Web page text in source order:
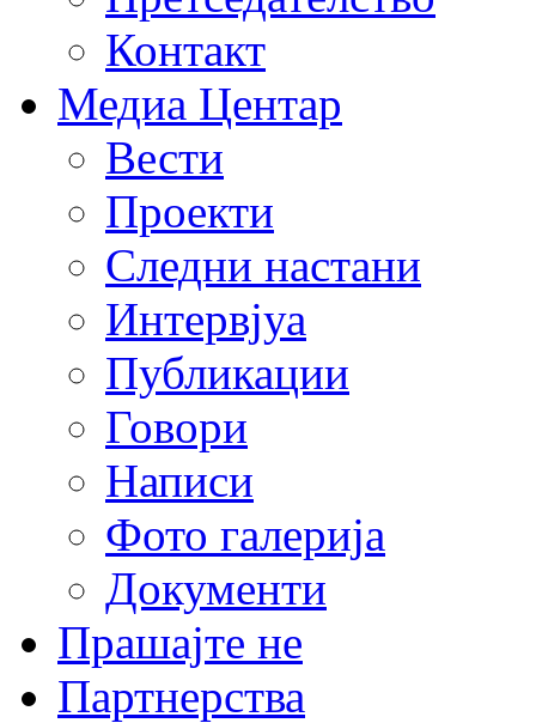
Контакт
Медиа Центар
Вести
Проекти
Следни настани
Интервјуа
Публикации
Говори
Написи
Фото галерија
Документи
Прашајте не
Партнерства